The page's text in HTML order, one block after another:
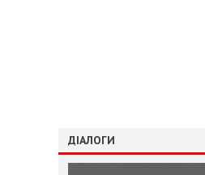
ДІАЛОГИ